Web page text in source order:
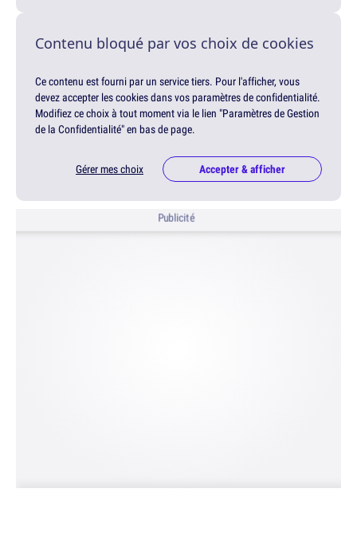
Contenu bloqué par vos choix de cookies
Ce contenu est fourni par un service tiers. Pour l'afficher, vous
devez accepter les cookies dans vos paramètres de confidentialité.
Modifiez ce choix à tout moment via le lien "Paramètres de Gestion
de la Confidentialité" en bas de page.
Gérer mes choix Accepter & afficher
Publicité